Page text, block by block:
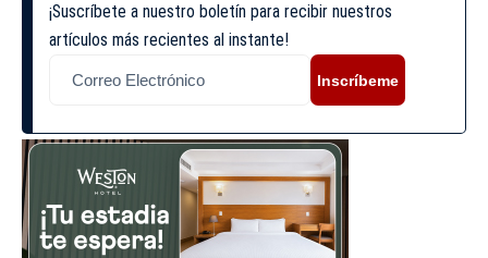
¡Suscríbete a nuestro boletín para recibir nuestros
artículos más recientes al instante!
Inscríbeme